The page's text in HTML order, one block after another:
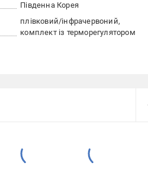
Південна Корея
плівковий/інфрачервоний
комплект із терморегулятором